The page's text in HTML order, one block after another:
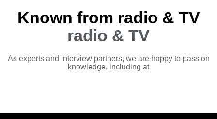
Known from radio & TV
radio & TV
As experts and interview partners, we are happy to pass on
knowledge, including at